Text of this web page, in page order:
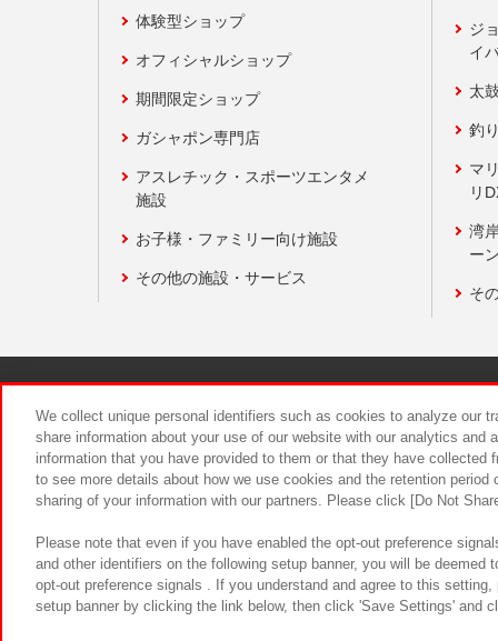
体験型ショップ
オフィシャルショップ
期間限定ショップ
ガシャポン専門店
アスレチック・スポーツエンタメ
施設
お子様・ファミリー向け施設
その他の施設・サービス
ジ
イ
太
釣
マ
リ
湾
ー
そ
食品のご
We collect unique personal identifiers such as cookies to analyze our
share information about your use of our website with our analytics and
information that you have provided to them or that they have
to see more details about how we use cookies and the retention
sharing of your information with our partners. Please click [Do Not
Please note that even if you have enabled the opt-out preference
and other identifiers on the following setup banner, you will be
opt-out preference signals . If you understand and agree to this
setup banner by clicking the link below, then click 'Save Settings' and